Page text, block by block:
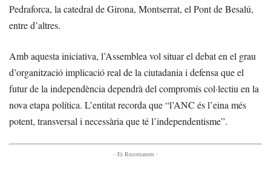
Pedraforca, la catedral de Girona, Montserrat, el Pont de Besalú,
entre d’altres.
Amb aquesta iniciativa, l’Assemblea vol situar el debat en el grau
d’organització implicació real de la ciutadania i defensa que el
futur de la independència dependrà del compromís col·lectiu en la
nova etapa política. L’entitat recorda que “l’ANC és l’eina més
potent, transversal i necessària que té l’independentisme”.
- Et Recomanem -